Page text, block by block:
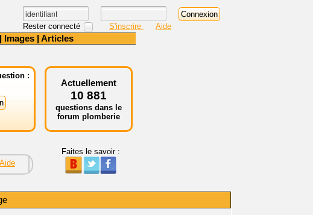
Rester connecté S'inscrire Aide
| Images | Articles
:
Actuellement
10 881
questions dans le
forum plomberie
Aide
Faites le savoir :